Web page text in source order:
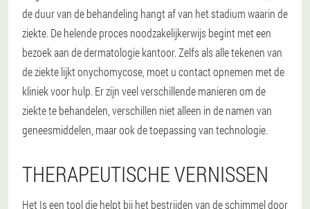
de duur van de behandeling hangt af van het stadium waarin de
ziekte. De helende proces noodzakelijkerwijs begint met een
bezoek aan de dermatologie kantoor. Zelfs als alle tekenen van
de ziekte lijkt onychomycose, moet u contact opnemen met de
kliniek voor hulp. Er zijn veel verschillende manieren om de
ziekte te behandelen, verschillen niet alleen in de namen van
geneesmiddelen, maar ook de toepassing van technologie.
THERAPEUTISCHE VERNISSEN
Het Is een tool die helpt bij het bestrijden van de schimmel door